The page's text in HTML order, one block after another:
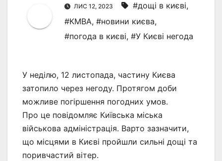
ЛИС 12, 2023 #дощі в києві,
#КМВА, #новини києва,
#погода в києві, #У Києві негода
У неділю, 12 листопада, частину Києва
затопило через негоду. Протягом доби
можливе погіршення погодних умов.
Про це повідомляє Київська міська
військова адміністрація. Варто зазначити,
що місцями в Києві пройшли сильні дощі та
поривчастий вітер.